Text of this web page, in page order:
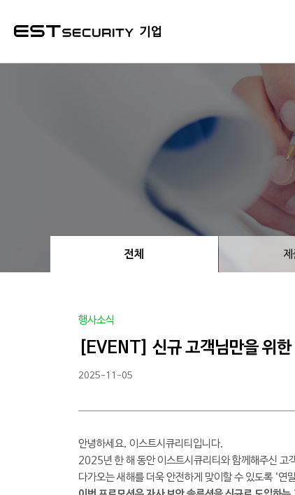
기업
전체
[EVENT] 신규 고객님만을 위
행사소식
2025-11-05
안녕하세요. 이스트시큐리티입니다.
2025년 한 해 동안 이스트시큐리티와 함께해주신 고
다가오는 새해를 더욱 안전하게 맞이할 수 있도록 ‘연